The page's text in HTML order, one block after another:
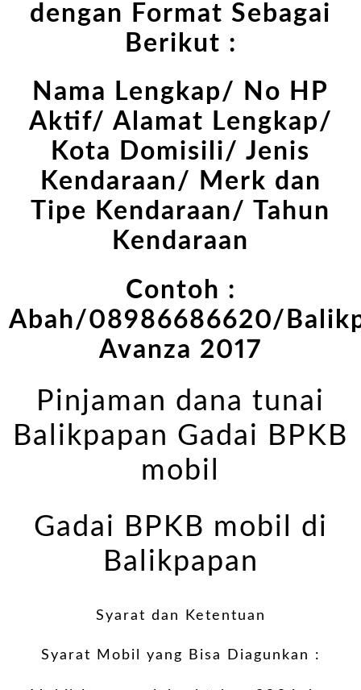
dengan Format Sebagai
Berikut :
Nama Lengkap/ No HP
Aktif/ Alamat Lengkap/
Kota Domisili/ Jenis
Kendaraan/ Merk dan
Tipe Kendaraan/ Tahun
Kendaraan
Contoh :
Abah/08986686620/
Avanza 2017
Pinjaman dana tunai
Balikpapan Gadai BPKB
mobil
Gadai BPKB mobil di
Balikpapan
Syarat dan Ketentuan
Syarat Mobil yang Bisa Diagunkan :